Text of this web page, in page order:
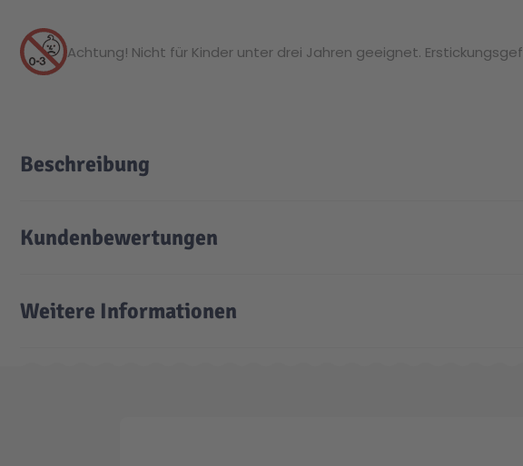
Achtung! Nicht für Kinder unter drei Jahren geeignet.
Beschreibung
Kundenbewertungen
Weitere Informationen